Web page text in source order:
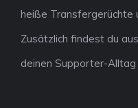
heiße Transfergerüchte
Zusätzlich findest du
deinen Supporter-